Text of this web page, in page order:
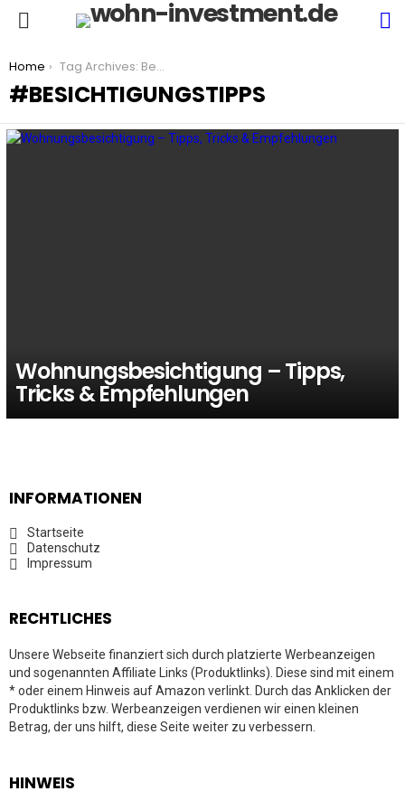
You are here:
Home Tag Archives: Besichtigungstipps
BESICHTIGUNGSTIPPS
Wohnungsbesichtigung – Tipps,
Tricks & Empfehlungen
INFORMATIONEN
Startseite
Datenschutz
Impressum
RECHTLICHES
Unsere Webseite finanziert sich durch platzierte Werbeanzeigen
und sogenannten Affiliate Links (Produktlinks). Diese sind mit einem
* oder einem Hinweis auf Amazon verlinkt. Durch das Anklicken der
Produktlinks bzw. Werbeanzeigen verdienen wir einen kleinen
Betrag, der uns hilft, diese Seite weiter zu verbessern.
HINWEIS